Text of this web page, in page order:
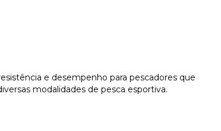
e desempenho para pescadores que
modalidades de pesca esportiva.